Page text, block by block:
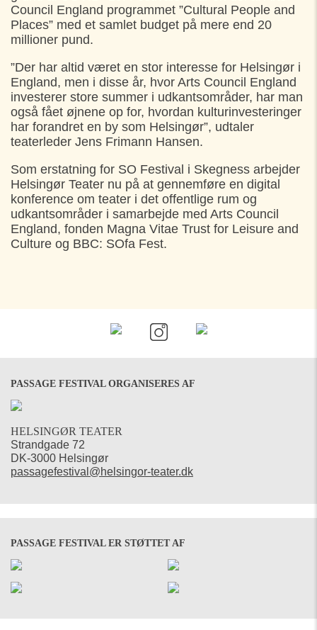
Council England programmet ”Cultural People and
Places” med et samlet budget på mere end 20
millioner pund.
”Der har altid været en stor interesse for Helsingør i
England, men i disse år, hvor Arts Council England
investerer store summer i udkantsområder, har man
også fået øjnene op for, hvordan kulturinvesteringer
har forandret en by som Helsingør”, udtaler
teaterleder Jens Frimann Hansen.
Som erstatning for SO Festival i Skegness arbejder
Helsingør Teater nu på at gennemføre en digital
konference om teater i det offentlige rum og
udkantsområder i samarbejde med Arts Council
England, fonden Magna Vitae Trust for Leisure and
Culture og BBC: SOfa Fest.
PASSAGE FESTIVAL ORGANISERES AF
HELSINGØR TEATER
Strandgade 72
DK-3000 Helsingør
passagefestival@helsingor-teater.dk
PASSAGE FESTIVAL ER STØTTET AF